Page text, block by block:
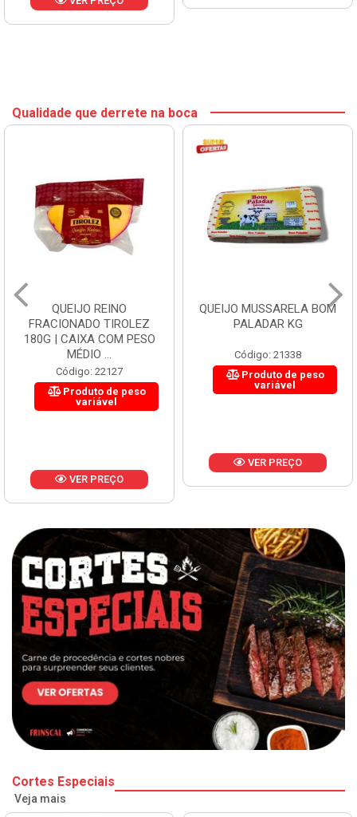
Qualidade que derrete na boca
QUEIJO REINO
FRACIONADO TIROLEZ
180G | CAIXA COM PESO
MÉDIO ...
Código: 22127
Produto de peso
variável
VER PREÇO
QUEIJO MUSSARELA BOM
PALADAR KG
Código: 21338
Produto de peso
variável
VER PREÇO
Cortes Especiais
Veja mais